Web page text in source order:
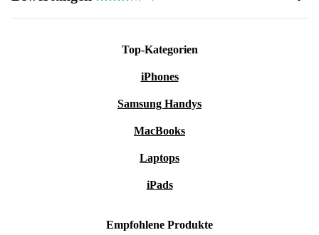
Top-Kategorien
iPhones
Samsung Handys
MacBooks
Laptops
iPads
Empfohlene Produkte